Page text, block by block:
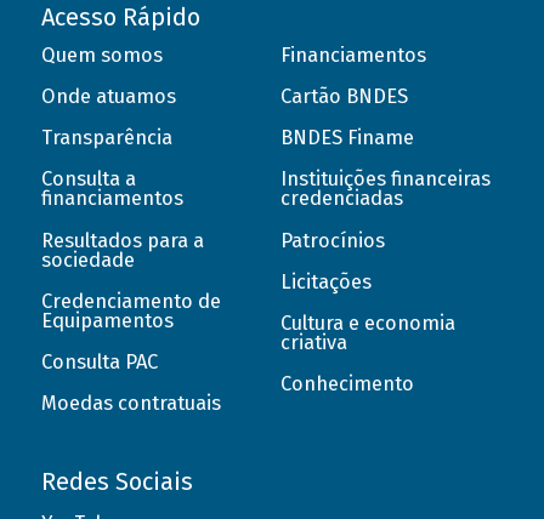
Acesso Rápido
Quem somos
Onde atuamos
Transparência
Consulta a
financiamentos
Resultados para a
sociedade
Credenciamento de
Equipamentos
Consulta PAC
Moedas contratuais
Financiamentos
Cartão BNDES
BNDES Finame
Instituições financeiras
credenciadas
Patrocínios
Licitações
Cultura e economia
criativa
Conhecimento
Redes Sociais